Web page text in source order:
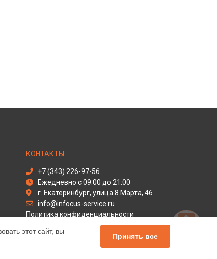
КОНТАКТЫ
+7 (343) 226-97-56
Ежедневно с 09:00 до 21:00
г. Екатеринбург, улица 8 Марта, 46
info@infocus-service.ru
Политика конфиденциальности
Способы оплаты
этот сайт, вы
Принять все